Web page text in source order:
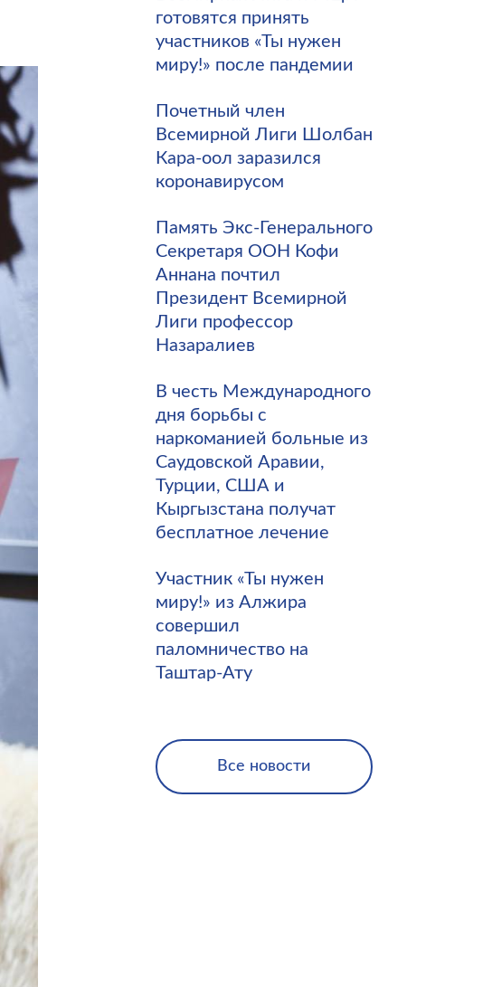
готовятся принять
участников «Ты нужен
миру!» после пандемии
Почетный член
Всемирной Лиги Шолбан
Кара-оол заразился
коронавирусом
Память Экс-Генерального
Секретаря ООН Кофи
Аннана почтил
Президент Всемирной
Лиги профессор
Назаралиев
В честь Международного
дня борьбы с
наркоманией больные из
Саудовской Аравии,
Турции, США и
Кыргызстана получат
бесплатное лечение
Участник «Ты нужен
миру!» из Алжира
совершил
паломничество на
Таштар-Ату
Все новости